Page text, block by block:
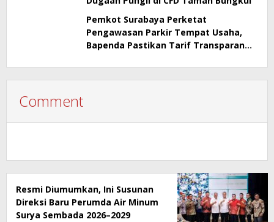
Pemkot Surabaya Perketat
Pengawasan Parkir Tempat Usaha,
Bapenda Pastikan Tarif Transparan
Comment
Resmi Diumumkan, Ini Susunan
Direksi Baru Perumda Air Minum
Surya Sembada 2026–2029